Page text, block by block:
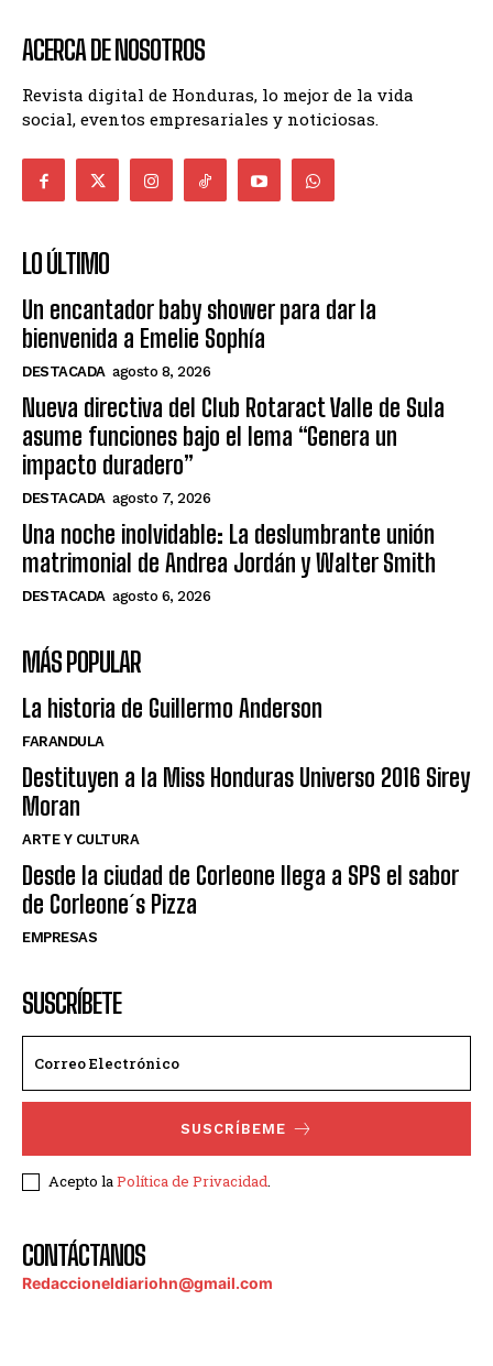
ACERCA DE NOSOTROS
Revista digital de Honduras, lo mejor de la vida
social, eventos empresariales y noticiosas.
LO ÚLTIMO
Un encantador baby shower para dar la
bienvenida a Emelie Sophía
DESTACADA agosto 8, 2026
Nueva directiva del Club Rotaract Valle de Sula
asume funciones bajo el lema “Genera un
impacto duradero”
DESTACADA agosto 7, 2026
Una noche inolvidable: La deslumbrante unión
matrimonial de Andrea Jordán y Walter Smith
DESTACADA agosto 6, 2026
MÁS POPULAR
La historia de Guillermo Anderson
FARANDULA
Destituyen a la Miss Honduras Universo 2016 Sirey
Moran
ARTE Y CULTURA
Desde la ciudad de Corleone llega a SPS el sabor
de Corleone´s Pizza
EMPRESAS
SUSCRÍBETE
SUSCRÍBEME
Acepto laPolítica de Privacidad.
CONTÁCTANOS
Redaccioneldiariohn@gmail.com